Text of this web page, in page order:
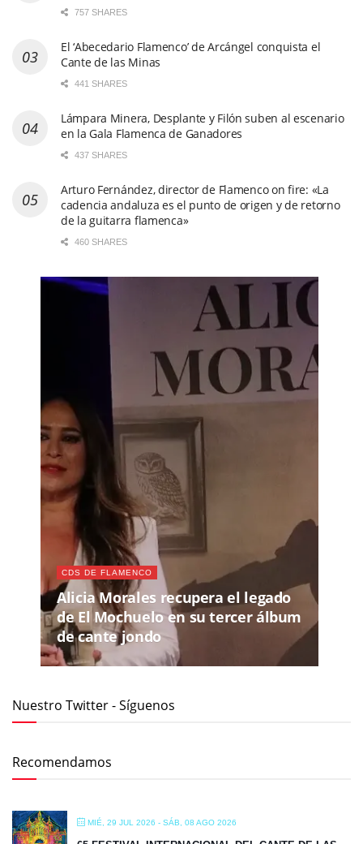
757 SHARES
El ‘Abecedario Flamenco’ de Arcángel conquista el
Cante de las Minas
441 SHARES
Lámpara Minera, Desplante y Filón suben al escenario
en la Gala Flamenca de Ganadores
437 SHARES
Arturo Fernández, director de Flamenco on fire: «La
cadencia andaluza es el punto de origen y de retorno
de la guitarra flamenca»
460 SHARES
CDS DE FLAMENCO
Alicia Morales recupera el legado
de El Mochuelo en su tercer álbum
de cante jondo
Nuestro Twitter - Síguenos
Recomendamos
MIÉ, 29 JUL 2026 - SÁB, 08 AGO 2026